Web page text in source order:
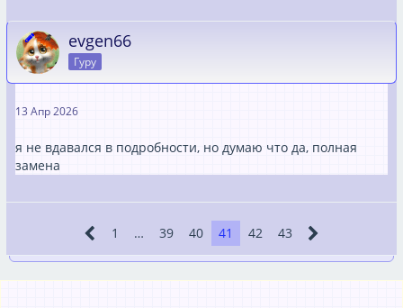
evgen66
Гуру
13 Апр 2026
я не вдавался в подробности, но думаю что да, полная
замена
1 … 39 40 41 42 43